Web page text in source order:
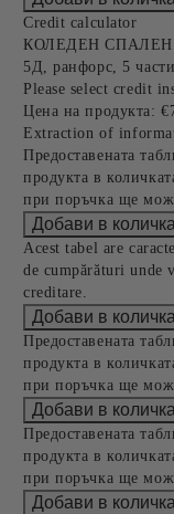
Credit calculator
КОЛЕДЕН СПАЛЕН
5Д, ранфорс, 5 части
Please select credit
Цена на продукта:
Extraction of
Предоставената
продукта в
при поръчка ще
Acest tabel are
de cumpărături unde
creditare.
Предоставената
продукта в
при поръчка ще
Предоставената
продукта в
при поръчка ще